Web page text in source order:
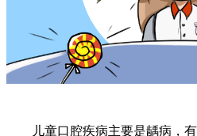
儿童口腔疾病主要是龋病，